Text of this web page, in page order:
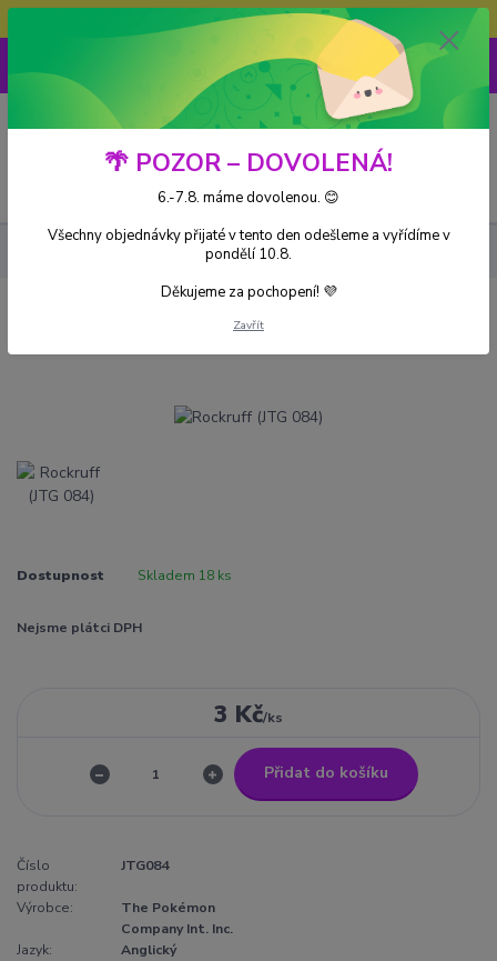
Doprava ZDARMA při nákupu nad 3000Kč
0 Kč
Rockruff (JTG 084)
Rockruff (JTG 084)
Dostupnost Skladem 18 ks
Nejsme plátci DPH
3 Kč/ks
Přidat do košíku
Číslo
produktu:
JTG084
Výrobce:
The Pokémon
Company Int. Inc.
Jazyk:
Anglický
🌴 POZOR – DOVOLENÁ!
6.-7.8. máme dovolenou. 😊
Všechny objednávky přijaté v tento den odešleme a vyřídíme v
pondělí 10.8.
Děkujeme za pochopení! 💜
Zavřít